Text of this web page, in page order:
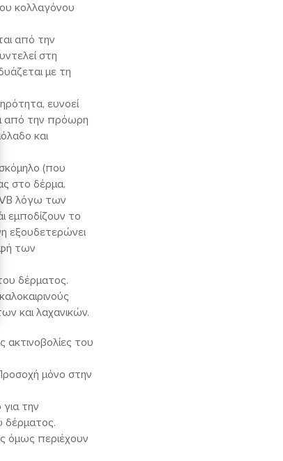
κολλαγόνου
από την
στη
με τη
ευνοεί
από την πρόωρη
και
(που
στο δέρμα.
λόγω των
εμποδίζουν το
εξουδετερώνει
των
δέρματος.
και λαχανικών.
του
μόνο στην
την
δέρματος.
όμως περιέχουν